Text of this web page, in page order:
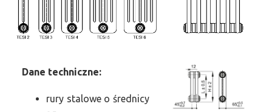
Dane techniczne:
rury stalowe o średnicy